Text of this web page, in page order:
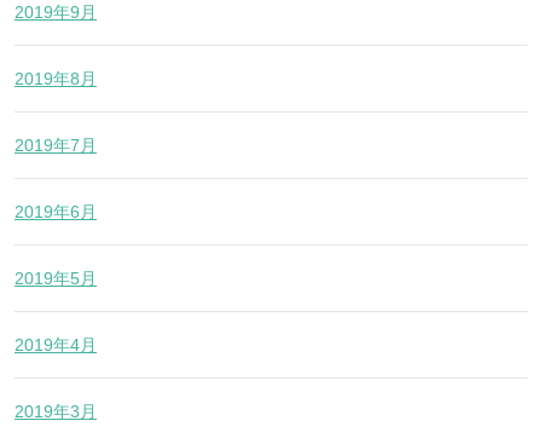
2019年9月
2019年8月
2019年7月
2019年6月
2019年5月
2019年4月
2019年3月